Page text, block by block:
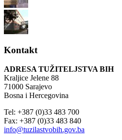
Kontakt
ADRESA TUŽITELJSTVA BIH
Kraljice Jelene 88
71000 Sarajevo
Bosna i Hercegovina
Tel: +387 (0)33 483 700
Fax: +387 (0)33 483 840
info@tuzilastvobih.gov.ba